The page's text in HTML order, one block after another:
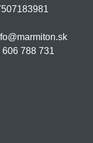
606 788 731